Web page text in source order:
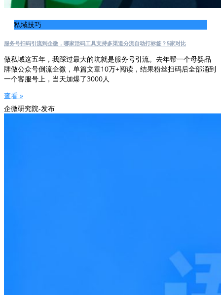
私域技巧
服务号扫码引流到企微，哪家活码工具支持多渠道分流自动打标签？5家对比
做私域这五年，我踩过最大的坑就是服务号引流。去年帮一个母婴品
牌做公众号倒流企微，单篇文章10万+阅读，结果粉丝扫码后全部涌到
一个客服号上，当天加爆了3000人
查看 »
企微研究院-发布